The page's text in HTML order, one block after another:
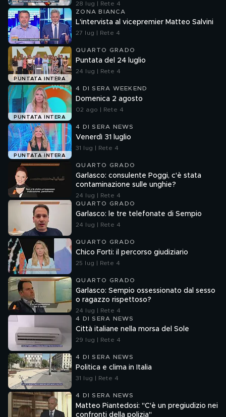
28 lug | Rete 4
ZONA BIANCA
L'intervista al vicepremier Matteo Salvini
27 lug | Rete 4
PUNTATA INTERA
QUARTO GRADO
Puntata del 24 luglio
24 lug | Rete 4
PUNTATA INTERA
4 DI SERA WEEKEND
Domenica 2 agosto
02 ago | Rete 4
PUNTATA INTERA
4 DI SERA NEWS
Venerdì 31 luglio
31 lug | Rete 4
QUARTO GRADO
Garlasco: consulente Poggi, c'è stata
contaminazione sulle unghie?
24 lug | Rete 4
QUARTO GRADO
Garlasco: le tre telefonate di Sempio
24 lug | Rete 4
QUARTO GRADO
Chico Forti: il percorso giudiziario
25 lug | Rete 4
QUARTO GRADO
Garlasco: Sempio ossessionato dal sesso
o ragazzo rispettoso?
24 lug | Rete 4
4 DI SERA NEWS
Città italiane nella morsa del Sole
29 lug | Rete 4
4 DI SERA NEWS
Politica e clima in Italia
31 lug | Rete 4
4 DI SERA NEWS
Matteo Piantedosi: "C'è un pregiudizio nei
confronti della polizia"